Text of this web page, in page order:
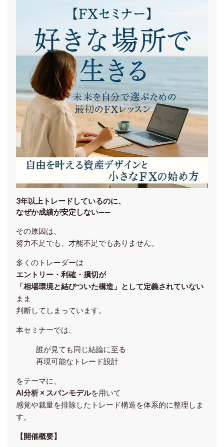
3年以上トレードしているのに、
なぜか成績が安定しない——
その原因は、
努力不足でも、才能不足でもありません。
多くのトレーダーは
エントリー・利確・損切が
「相場環境と結びついた構造」として定義されていない
まま
判断してしまっています。
本セミナーでは、
誰が見ても同じ結論に至る
再現可能なトレード設計
をテーマに、
AI分析 × スパンモデルを用いて
感覚や裁量を排除したトレード構造を体系的に整理しま
す。
【開催概要】